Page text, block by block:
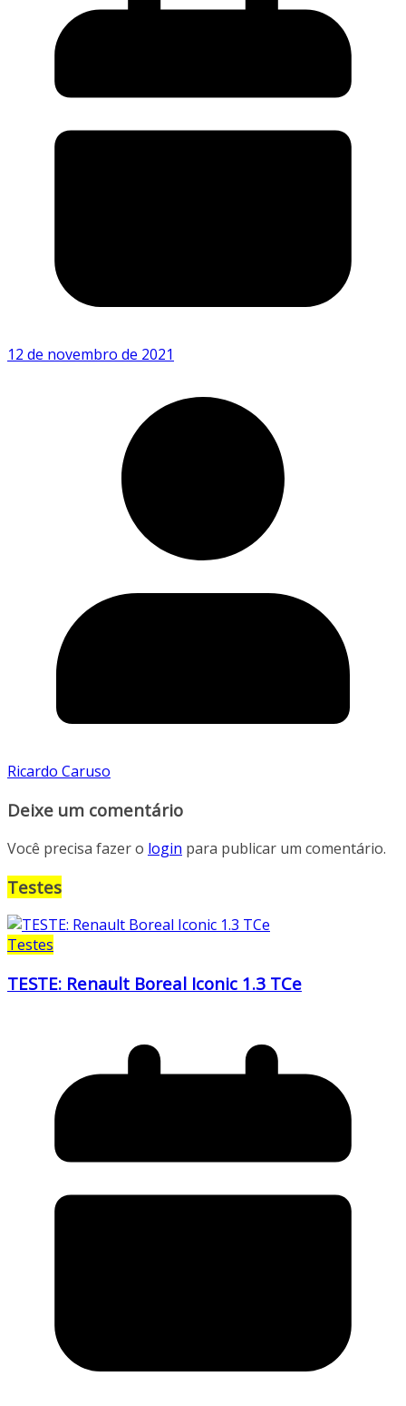
12 de novembro de 2021
Ricardo Caruso
Deixe um comentário
Você precisa fazer o login para publicar um comentário.
Testes
Testes
TESTE: Renault Boreal Iconic 1.3 TCe